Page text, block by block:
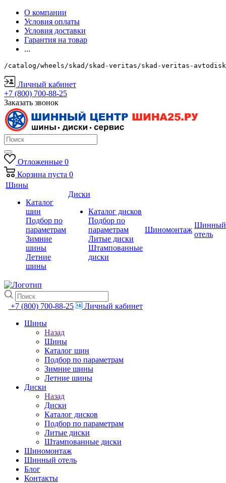
О компании
Условия оплаты
Условия доставки
Гарантия на товар
...
/catalog/wheels/skad/skad-veritas/skad-veritas-
Личный кабинет
+7 (800) 700-88-25
Заказать звонок
Отложенные 0
Корзина пуста 0
Шины
Каталог
шин
Подбор по
параметрам
Зимние
шины
Летние
шины
Диски
Каталог дисков
Подбор по
параметрам
Литые диски
Штампованные
диски
Шиномонтаж
Шинный
отель
+7 (800) 700-88-25
Личный кабинет
Шины
Назад
Шины
Каталог шин
Подбор по параметрам
Зимние шины
Летние шины
Диски
Назад
Диски
Каталог дисков
Подбор по параметрам
Литые диски
Штампованные диски
Шиномонтаж
Шинный отель
Блог
Контакты